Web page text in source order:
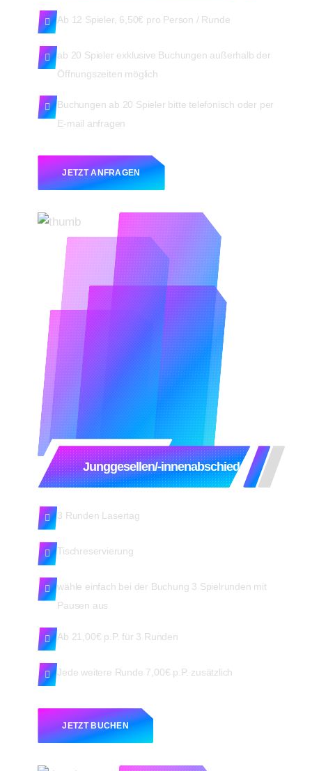
Ab 12 Spieler, 6,50€ pro Person / Runde
ab 20 Spieler exklusive Buchungen außerhalb der
Öffnungszeiten möglich
Buchungen ab 20 Spieler bitte telefonisch oder per
E-mail anfragen
JETZT ANFRAGEN
Junggesellen/-innenabschied
3 Runden Lasertag
Tischreservierung
wähle einfach bei der Buchung 3 Spielrunden mit
Pausen aus
Ab 21,00€ p.P. für 3 Runden
Jede weitere Runde 7,00€ p.P. zusätzlich
JETZT BUCHEN